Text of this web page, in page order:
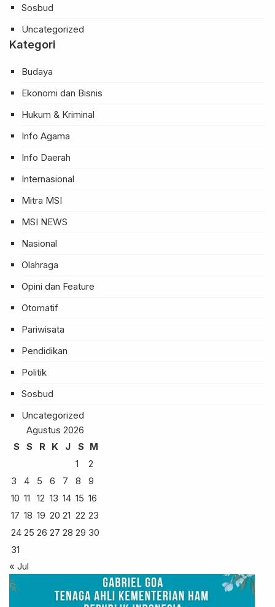
Sosbud
Uncategorized
Kategori
Budaya
Ekonomi dan Bisnis
Hukum & Kriminal
Info Agama
Info Daerah
Internasional
Mitra MSI
MSI NEWS
Nasional
Olahraga
Opini dan Feature
Otomatif
Pariwisata
Pendidikan
Politik
Sosbud
Uncategorized
Agustus 2026
S
S R K J S M
1
2
3
4 5 6 7 8
9
10 11 12 13 14 15 16
17 18 19 20 21 22 23
24 25 26 27 28 29 30
31
« Jul